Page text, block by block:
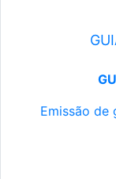
Emissão de